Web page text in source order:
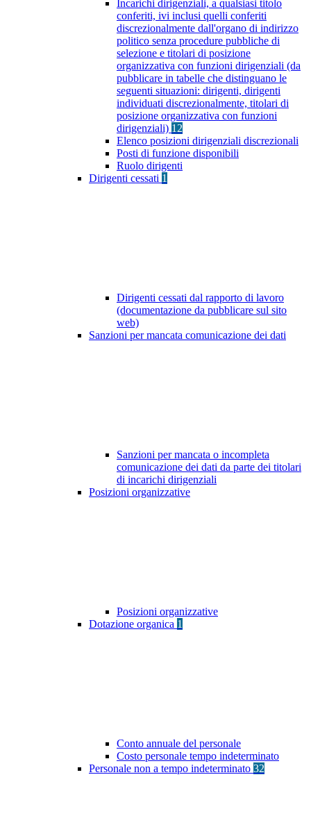
Incarichi dirigenziali, a qualsiasi titolo
conferiti, ivi inclusi quelli conferiti
discrezionalmente dall'organo di indirizzo
politico senza procedure pubbliche di
selezione e titolari di posizione
organizzativa con funzioni dirigenziali (da
pubblicare in tabelle che distinguano le
seguenti situazioni: dirigenti, dirigenti
individuati discrezionalmente, titolari di
posizione organizzativa con funzioni
dirigenziali) 12
Elenco posizioni dirigenziali discrezionali
Posti di funzione disponibili
Ruolo dirigenti
Dirigenti cessati 1
Dirigenti cessati dal rapporto di lavoro
(documentazione da pubblicare sul sito
web)
Sanzioni per mancata comunicazione dei dati
Sanzioni per mancata o incompleta
comunicazione dei dati da parte dei titolari
di incarichi dirigenziali
Posizioni organizzative
Posizioni organizzative
Dotazione organica 1
Conto annuale del personale
Costo personale tempo indeterminato
Personale non a tempo indeterminato 32